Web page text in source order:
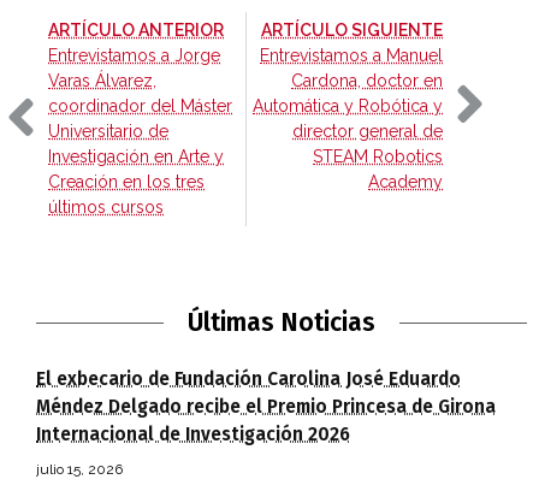
ARTÍCULO ANTERIOR-
Entrevistamos a Jorge
Varas Álvarez,
coordinador del Máster
Universitario de
Investigación en Arte y
Creación en los tres
últimos cursos
ARTÍCULO SIGUIENTE-
Entrevistamos a Manuel
Cardona, doctor en
Automática y Robótica y
director general de
STEAM Robotics
Academy
Últimas Noticias
El exbecario de Fundación Carolina José Eduardo
Méndez Delgado recibe el Premio Princesa de Girona
Internacional de Investigación 2026
julio 15, 2026